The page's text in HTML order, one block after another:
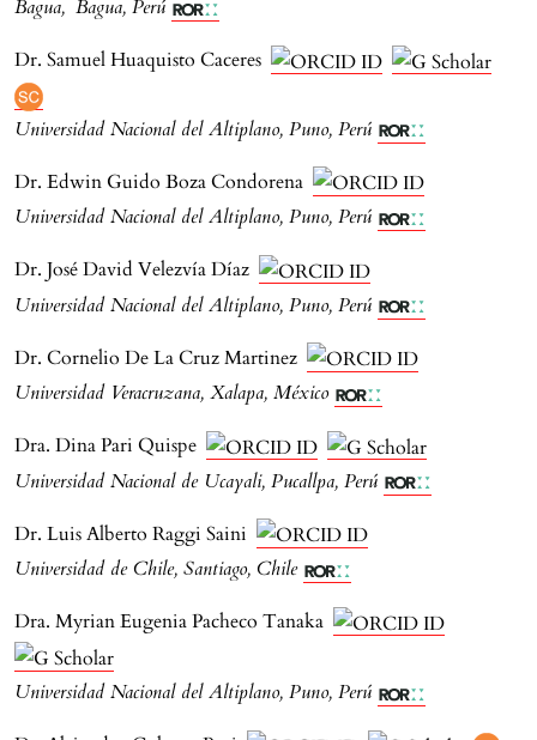
Bagua, Bagua, Perú
Dr. Samuel Huaquisto Caceres
Universidad Nacional del Altiplano, Puno, Perú
Dr. Edwin Guido Boza Condorena
Universidad Nacional del Altiplano, Puno, Perú
Dr. José David Velezvía Díaz
Universidad Nacional del Altiplano, Puno, Perú
Dr. Cornelio De La Cruz Martinez
Universidad Veracruzana, Xalapa, México
Dra. Dina Pari Quispe
Universidad Nacional de Ucayali, Pucallpa, Perú
Dr. Luis Alberto Raggi Saini
Universidad de Chile, Santiago, Chile
Dra. Myrian Eugenia Pacheco Tanaka
Universidad Nacional del Altiplano, Puno, Perú